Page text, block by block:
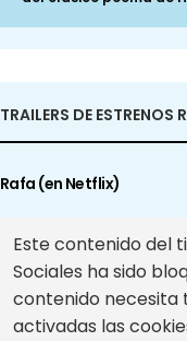
TRAILERS DE ESTRENOS
Rafa (en Netflix)
Este contenido del
Sociales ha sido
contenido necesita
activadas las